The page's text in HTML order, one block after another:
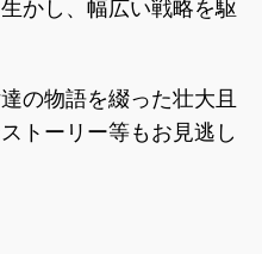
かし、幅広い戦略を駆
の物語を綴った壮大且
トーリー等もお見逃し